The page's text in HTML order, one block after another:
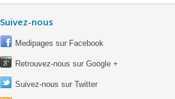
Suivez-nous
Medipages sur Facebook
Retrouvez-nous sur Google +
Suivez-nous sur Twitter